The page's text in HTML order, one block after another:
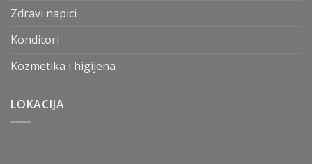
Zdravi napici
Konditori
Kozmetika i higijena
LOKACIJA